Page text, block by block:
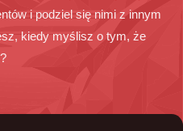
i podziel się nimi z innym
kiedy myślisz o tym, że